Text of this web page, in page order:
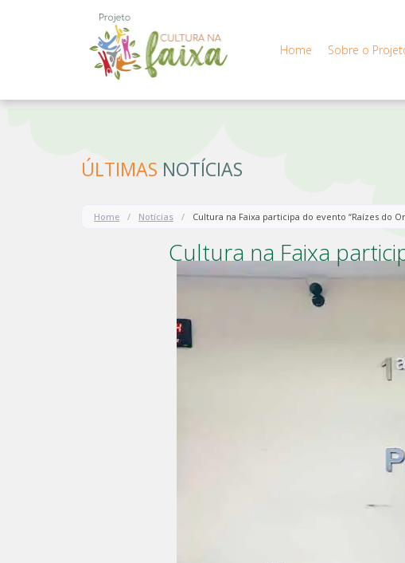
o
Home Sobre o
ÚLTIMAS NOTÍCIAS
Home / Notícias / Cultura na Faixa participa do evento “Raízes do
Cultura na Faixa